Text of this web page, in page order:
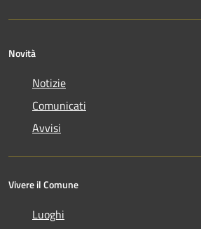
Novità
Notizie
Comunicati
Avvisi
Vivere il Comune
Luoghi